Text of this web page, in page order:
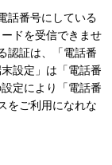
話番号にしている
ドを受信できませ
認証は、「電話番
設定」は「電話番
定により「電話番
をご利用になれな